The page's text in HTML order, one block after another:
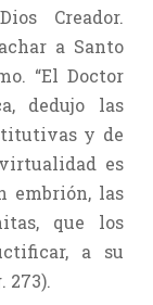
Creador.
a Santo
“El Doctor
dedujo las
y de
es
embrión, las
que los
a su
273).